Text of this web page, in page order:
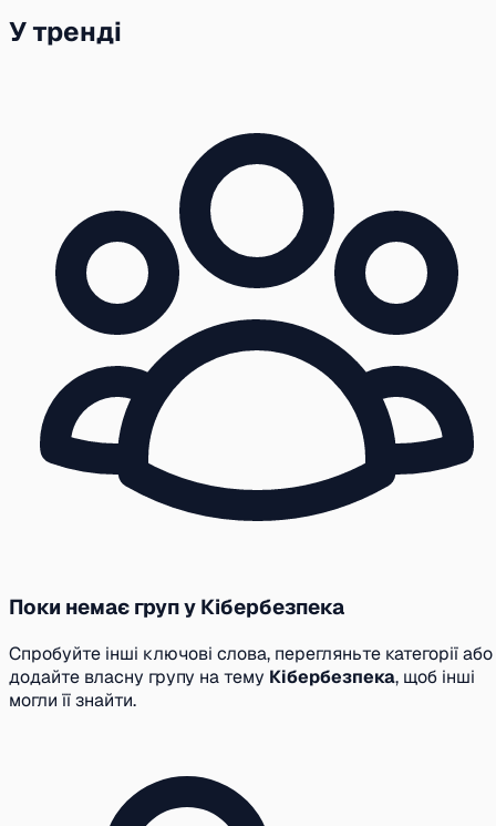
У тренді
Поки немає груп у Кібербезпека
Спробуйте інші ключові слова, перегляньте категорії або
додайте власну групу на тему Кібербезпека, щоб інші
могли її знайти.